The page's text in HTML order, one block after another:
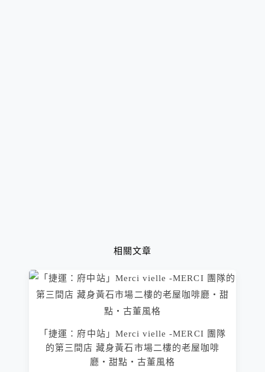
相關文章
「捷運：府中站」Merci vielle -MERCI 團隊
的第三間店 藏身黃石市場二樓的老屋咖啡
廳‧甜點‧古董風格